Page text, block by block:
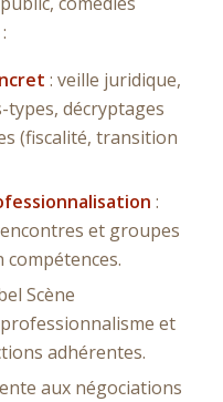
: veille juridique,
types, décryptages
(fiscalité, transition
:
et groupes
Scène
et
adhérentes.
aux négociations